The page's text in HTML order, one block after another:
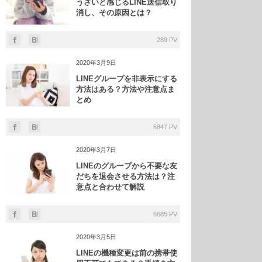
うざいと感じるLINE送信取り
消し、その原因とは？
289 PV
2020年3月9日
LINEグループを非表示にする
方法はある？方法や注意点ま
とめ
6847 PV
2020年3月7日
LINEのグループから不要な友
だちを退会させる方法は？注
意点と合わせて解説
6685 PV
2020年3月5日
LINEの機種変更は前の携帯使